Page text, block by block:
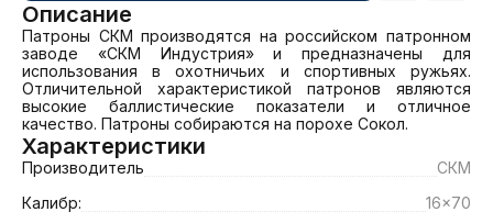
Описание
Патроны СКМ производятся на российском патронном
заводе «СКМ Индустрия» и предназначены для
использования в охотничьих и спортивных ружьях.
Отличительной характеристикой патронов являются
высокие баллистические показатели и отличное
качество. Патроны собираются на порохе Сокол.
Характеристики
Производитель
СКМ
Калибр:
16x70